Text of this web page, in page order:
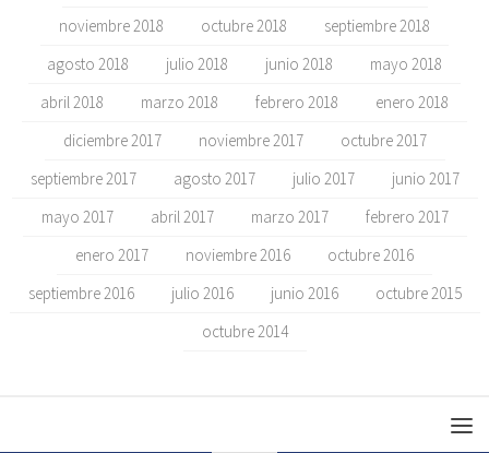
noviembre 2018
octubre 2018
septiembre 2018
agosto 2018
julio 2018 junio 2018
mayo 2018
abril 2018
marzo 2018 febrero 2018
enero 2018
diciembre 2017
noviembre 2017
octubre 2017
septiembre 2017
agosto 2017 julio 2017
junio 2017
mayo 2017
abril 2017 marzo 2017
febrero 2017
enero 2017
noviembre 2016
octubre 2016
septiembre 2016
julio 2016 junio 2016
octubre 2015
octubre 2014